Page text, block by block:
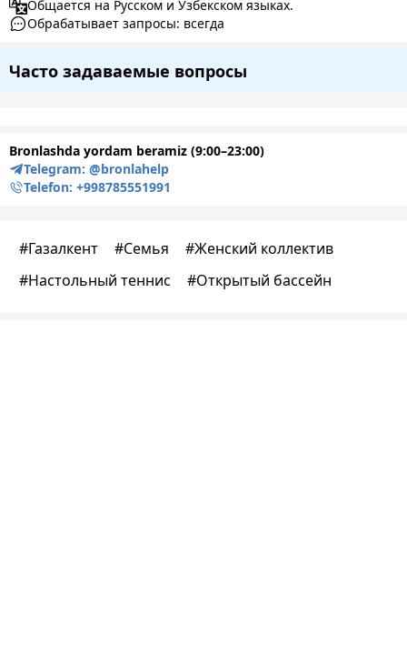
Общается на Русском и Узбекском языках.
Обрабатывает запросы: всегда
Часто задаваемые вопросы
Bronlashda yordam beramiz (9:00–23:00)
Telegram: @bronlahelp
Telefon: +998785551991
#Газалкент #Семья #Женский коллектив
#Настольный теннис #Открытый бассейн